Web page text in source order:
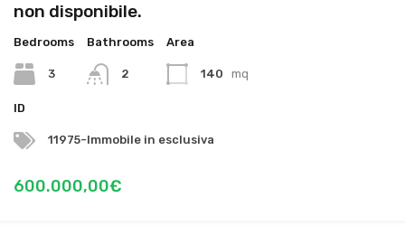
non disponibile.
Bedrooms
3
Bathrooms
2
Area
140 mq
ID
11975-Immobile in esclusiva
600.000,00€